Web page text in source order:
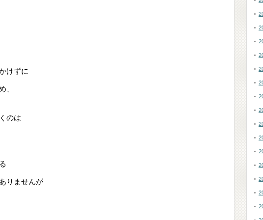
けずに
、
のは
りませんが